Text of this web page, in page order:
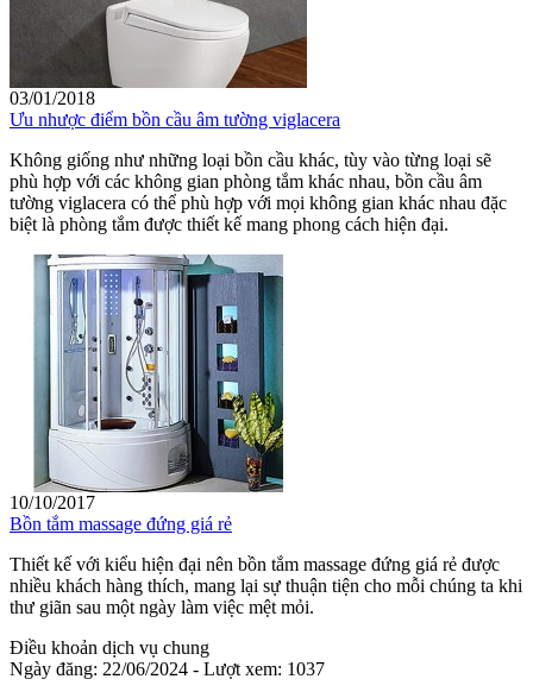
03/01/2018
Ưu nhược điểm bồn cầu âm tường viglacera
Không giống như những loại bồn cầu khác, tùy vào từng loại sẽ
phù hợp với các không gian phòng tắm khác nhau, bồn cầu âm
tường viglacera có thể phù hợp với mọi không gian khác nhau đặc
biệt là phòng tắm được thiết kế mang phong cách hiện đại.
10/10/2017
Bồn tắm massage đứng giá rẻ
Thiết kế với kiểu hiện đại nên bồn tắm massage đứng giá rẻ được
nhiều khách hàng thích, mang lại sự thuận tiện cho mỗi chúng ta khi
thư giãn sau một ngày làm việc mệt mỏi.
Điều khoản dịch vụ chung
Ngày đăng: 22/06/2024 - Lượt xem: 1037